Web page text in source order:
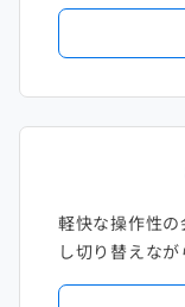
軽快な操作性
し切り替えなが